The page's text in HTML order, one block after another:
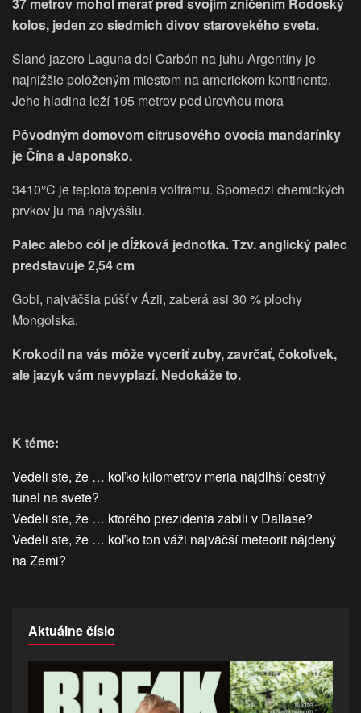
kolos, jeden zo siedmich divov starovekého sveta.
Slané jazero Laguna del Carbón na juhu Argentíny je
najnižšie položeným miestom na americkom kontinente.
Jeho hladina leží 105 metrov pod úrovňou mora
Pôvodným domovom citrusového ovocia mandarínky
je Čína a Japonsko.
3410°C je teplota topenia volfrámu. Spomedzi chemických
prvkov ju má najvyššiu.
Palec alebo cól je dĺžková jednotka. Tzv. anglický palec
predstavuje 2,54 cm
Gobi, najväčšia púšť v Ázii, zaberá asi 30 % plochy
Mongolska.
Krokodíl na vás môže vyceriť zuby, zavrčať, čokoľvek,
ale jazyk vám nevyplazí. Nedokáže to.
K téme:
Vedeli ste, že … koľko kilometrov meria najdlhší cestný
tunel na svete?
Vedeli ste, že … ktorého prezidenta zabili v Dallase?
Vedeli ste, že … koľko ton váži najväčší meteorit nájdený
na Zemi?
Aktuálne číslo